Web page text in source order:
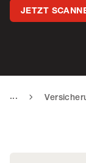
JETZT
...